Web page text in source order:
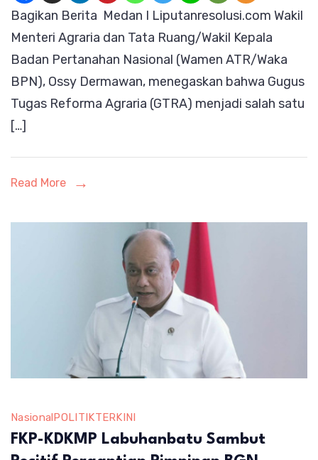
Diselesaikan
Bersama,
Wamen
ATR/BPN
Andalkan
Bagikan Berita Medan I Liputanresolusi.com Wakil
Menteri Agraria dan Tata Ruang/Wakil Kepala
Badan Pertanahan Nasional (Wamen ATR/Waka
BPN), Ossy Dermawan, menegaskan bahwa Gugus
Tugas Reforma Agraria (GTRA) menjadi salah satu
[…]
Read More
NasionalPOLITIKTERKINI
FKP-KDKMP Labuhanbatu Sambut